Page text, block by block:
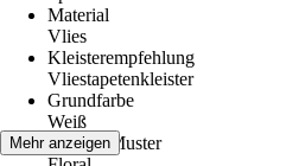
Material
Vlies
Kleisterempfehlung
Vliestapetenkleister
Grundfarbe
Weiß
Dekor / Muster
Mehr anzeigen